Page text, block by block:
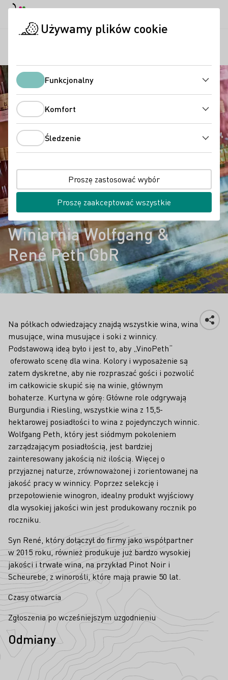
Winiarnia Wolfgang &
René Peth GbR
Na półkach odwiedzający znajdą wszystkie wina, wina
musujące, wina musujące i soki z winnicy.
Podstawową ideą było i jest to, aby „VinoPeth“
oferowało scenę dla wina. Kolory i wyposażenie są
zatem dyskretne, aby nie rozpraszać gości i pozwolić
im całkowicie skupić się na winie, głównym
bohaterze. Kurtyna w górę: Główne role odgrywają
Burgundia i Riesling, wszystkie wina z 15,5-
hektarowej posiadłości to wina z pojedynczych winnic.
Wolfgang Peth, który jest siódmym pokoleniem
zarządzającym posiadłością, jest bardziej
zainteresowany jakością niż ilością. Więcej o
przyjaznej naturze, zrównoważonej i zorientowanej na
jakość pracy w winnicy. Poprzez selekcję i
przepołowienie winogron, idealny produkt wyjściowy
dla wysokiej jakości win jest produkowany rocznik po
roczniku.
Syn René, który dołączył do firmy jako współpartner
w 2015 roku, również produkuje już bardzo wysokiej
jakości i trwałe wina, na przykład Pinot Noir i
Scheurebe, z winorośli, które mają prawie 50 lat.
Czasy otwarcia
Zgłoszenia po wcześniejszym uzgodnieniu
Odmiany
Używamy plików cookie
Funkcjonalny
Komfort
Śledzenie
Proszę zastosować wybór
Proszę zaakceptować wszystkie